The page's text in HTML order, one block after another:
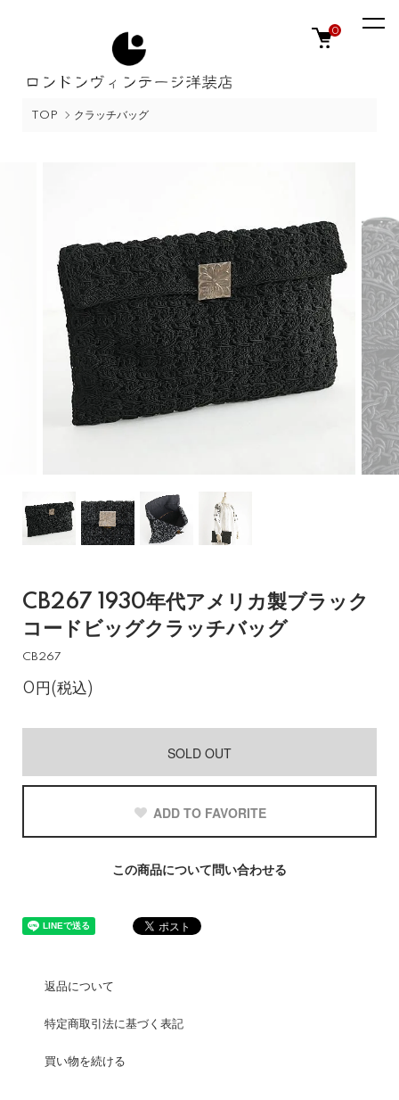
0
TOP クラッチバッグ
CB267 1930年代アメリカ製ブラック
コードビッグクラッチバッグ
CB267
0円(税込)
SOLD OUT
ADD TO FAVORITE
この商品について問い合わせる
返品について
特定商取引法に基づく表記
買い物を続ける